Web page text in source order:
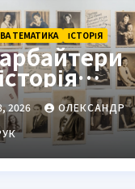
ТЕМАТИКА ІСТОРІЯ
2026
ОЛЕКСАНДР